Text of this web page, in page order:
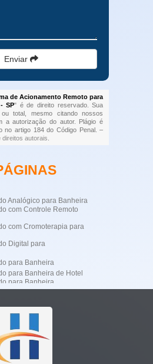
Enviar
de Acionamento Remoto para
SP" é de direito reservado. Sua
total, mesmo citando nossos
a autorização do autor. Plágio é
no artigo 184 do Código Penal. –
direitos autorais
Analógico para Banheira
com Controle Remoto
com Cromoterapia para
Digital para
para Banheira
para Banheira de Hotel
para Banheira
para SPA
para Jacuzzi
Banheira de